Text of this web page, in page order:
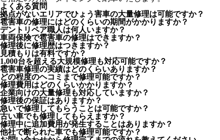
よくある質問
拠点がないエリアでひょう害車の大量修理は可能ですか？
雹害車の修理にはどのくらいの期間がかかりますか？
デントリペア職人は何人いますか？
車両保険で雹害車の修理はできますか？
修理後に修理歴はつきますか？
見積もりは有料ですか？
1,000台を超える大規模修理も対応可能ですか？
雹害車修理の実績はどのくらいありますか？
どの程度のヘコミまで修理可能ですか？
修理費用はどのくらいかかりますか？
企業向けの大量修理も対応していますか？
修理後の保証はありますか？
急いで修理してもらうことは可能ですか？
古い車でも修理してもらえますか？
修理中に追加費用が発生することはありますか？
他社で断られた車でも修理可能ですか？